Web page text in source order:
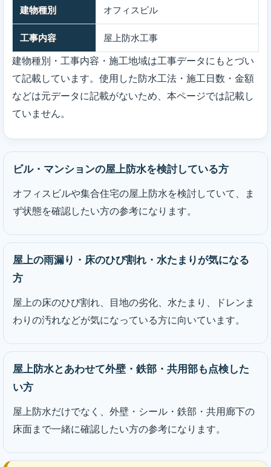
建物種別 オフィスビル
工事内容 屋上防水工事
建物種別・工事内容・施工地域は工事データにもとづい
て記載しています。使用した防水工法・施工日数・金額
などは元データに記載がないため、本ページでは記載し
ていません。
ビル・マンションの屋上防水を検討している方
オフィスビルや集合住宅の屋上防水を検討していて、ま
ず状態を確認したい方の参考になります。
屋上の雨漏り・床のひび割れ・水たまりが気になる
方
屋上の床のひび割れ、目地の劣化、水たまり、ドレンま
わりの汚れなどが気になっている方に向いています。
屋上防水とあわせて外壁・鉄部・共用部も点検した
い方
屋上防水だけでなく、外壁・シール・鉄部・共用廊下の
床面まで一緒に確認したい方の参考になります。